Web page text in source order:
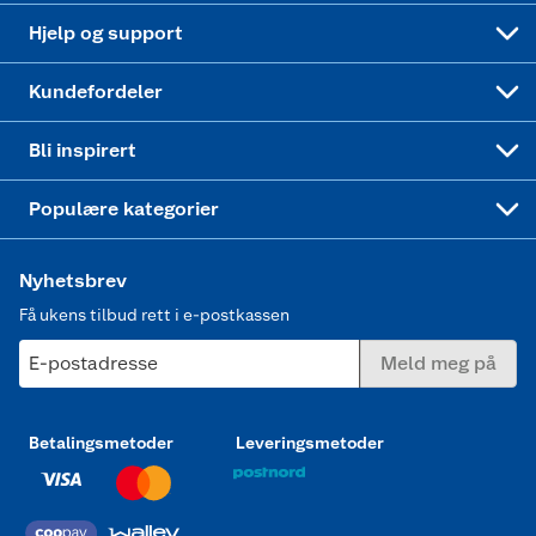
Hjelp og support
Kundefordeler
Bli inspirert
Populære kategorier
Nyhetsbrev
Få ukens tilbud rett i e-postkassen
E-postadresse Meld meg på
Betalingsmetoder Leveringsmetoder